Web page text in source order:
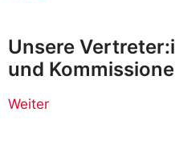
Unsere
und
Weiter